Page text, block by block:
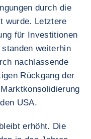
durch die
wurde. Letztere
für Investitionen
weiterhin
nachlassende
Rückgang der
USA.
erhöht. Die